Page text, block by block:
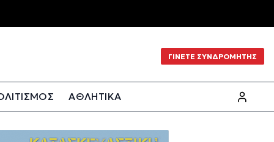
ΓΙΝΕΤΕ ΣΥΝΔΡΟΜΗΤΗΣ
ΑΘΛΗΤΙΚΑ